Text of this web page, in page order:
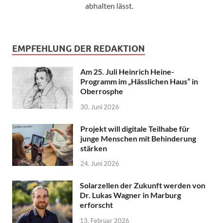
abhalten lässt.
EMPFEHLUNG DER REDAKTION
Am 25. Juli Heinrich Heine-
Programm im „Hässlichen Haus“ in
Oberrosphe
30. Juni 2026
Projekt will digitale Teilhabe für
junge Menschen mit Behinderung
stärken
24. Juni 2026
Solarzellen der Zukunft werden von
Dr. Lukas Wagner in Marburg
erforscht
13. Februar 2026